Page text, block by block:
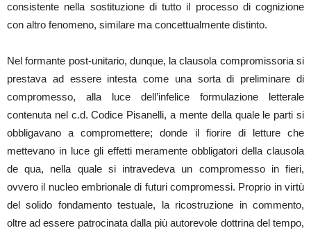
consistente nella sostituzione di tutto il processo di cognizione
con altro fenomeno, similare ma concettualmente distinto.
Nel formante post-unitario, dunque, la clausola compromissoria si
prestava ad essere intesta come una sorta di preliminare di
compromesso, alla luce dell’infelice formulazione letterale
contenuta nel c.d. Codice Pisanelli, a mente della quale le parti si
obbligavano a compromettere; donde il fiorire di letture che
mettevano in luce gli effetti meramente obbligatori della clausola
de qua, nella quale si intravedeva un compromesso in fieri,
ovvero il nucleo embrionale di futuri compromessi. Proprio in virtù
del solido fondamento testuale, la ricostruzione in commento,
oltre ad essere patrocinata dalla più autorevole dottrina del tempo,